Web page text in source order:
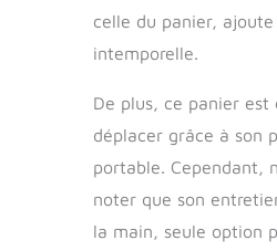
celle du panier,
intemporelle.
De plus, ce panier
déplacer grâce à son
portable. Cependant,
noter que son
la main, seule option